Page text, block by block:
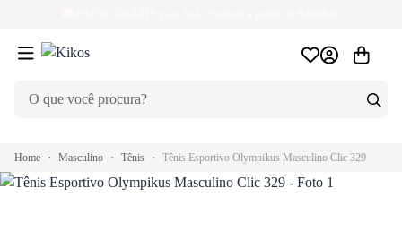
Home Masculino Tênis Tênis Esportivo Olympikus Masculino Clic 329